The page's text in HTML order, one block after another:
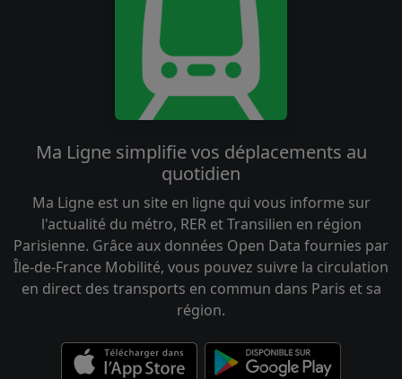
Ma Ligne simplifie vos déplacements au
quotidien
Ma Ligne est un site en ligne qui vous informe sur
l'actualité du métro, RER et Transilien en région
Parisienne. Grâce aux données Open Data fournies par
Île-de-France Mobilité, vous pouvez suivre la circulation
en direct des transports en commun dans Paris et sa
région.